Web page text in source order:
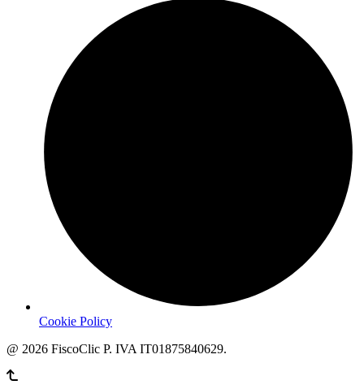
Cookie Policy
@ 2026 FiscoClic P. IVA IT01875840629.